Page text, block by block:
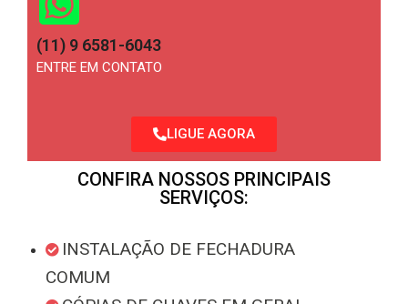
(11) 9 6581-6043
ENTRE EM CONTATO
LIGUE AGORA
CONFIRA NOSSOS PRINCIPAIS
SERVIÇOS:
INSTALAÇÃO DE FECHADURA
COMUM